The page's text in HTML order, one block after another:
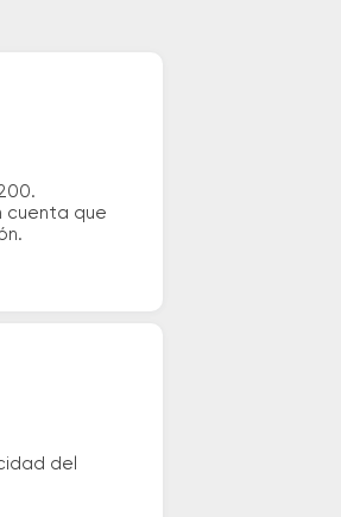
cuenta que
del